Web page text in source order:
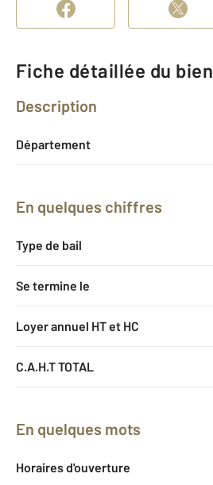
Fiche détaillée du bien
Description
Département
En quelques chiffres
Type de bail
Se termine le
Loyer annuel HT et HC
C.A.H.T TOTAL
En quelques mots
Horaires d'ouverture